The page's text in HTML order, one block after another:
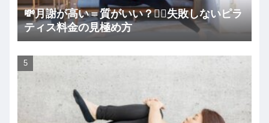
💸月謝が高い＝質がいい？🧘‍♀️失敗しないピラ
ティス料金の見極め方